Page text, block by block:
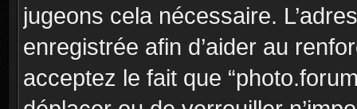
jugeons cela nécessaire.
enregistrée afin d’aider au
acceptez le fait que